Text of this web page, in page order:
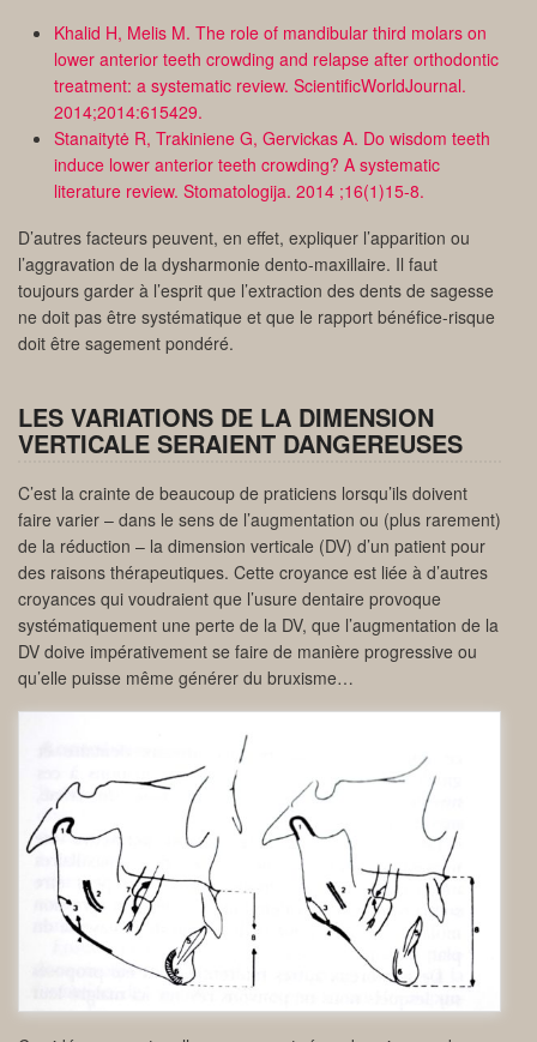
Khalid H, Melis M. The role of mandibular third molars on
lower anterior teeth crowding and relapse after orthodontic
treatment: a systematic review. ScientificWorldJournal.
2014;2014:615429.
Stanaitytė R, Trakiniene G, Gervickas A. Do wisdom teeth
induce lower anterior teeth crowding? A systematic
literature review. Stomatologija. 2014 ;16(1)15-8.
D’autres facteurs peuvent, en effet, expliquer l’apparition ou
l’aggravation de la dysharmonie dento-maxillaire. Il faut
toujours garder à l’esprit que l’extraction des dents de sagesse
ne doit pas être systématique et que le rapport bénéfice-risque
doit être sagement pondéré.
LES VARIATIONS DE LA DIMENSION
VERTICALE SERAIENT DANGEREUSES
C’est la crainte de beaucoup de praticiens lorsqu’ils doivent
faire varier – dans le sens de l’augmentation ou (plus rarement)
de la réduction – la dimension verticale (DV) d’un patient pour
des raisons thérapeutiques. Cette croyance est liée à d’autres
croyances qui voudraient que l’usure dentaire provoque
systématiquement une perte de la DV, que l’augmentation de la
DV doive impérativement se faire de manière progressive ou
qu’elle puisse même générer du bruxisme…